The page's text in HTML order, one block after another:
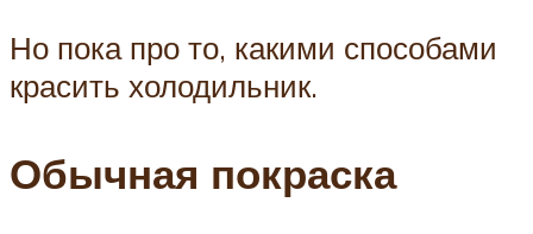
Но пока про то, какими способами
красить холодильник.
Обычная покраска